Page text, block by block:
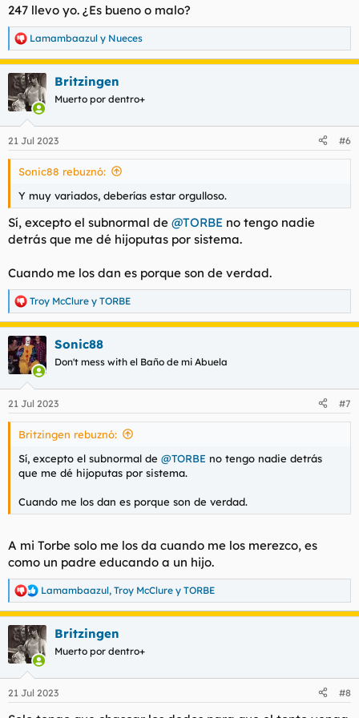
:
247 llevo yo. ¿Es bueno o malo?
R
e
a
c
c
i
e
s
Lamambaazul y Nueces
Britzingen
Muerto por dentro+
21 Jul 2023 #6
Sonic88 rebuznó:
Y muy variados, deberías estar orgulloso.
Sí, excepto el subnormal de @TORBE no tengo nadie
detrás que me dé hijoputas por sistema.
Cuando me los dan es porque son de verdad.
R
e
a
c
c
i
e
s
Troy McClure y TORBE
Sonic88
Don't mess with el Baño de mi Abuela
21 Jul 2023 #7
Britzingen rebuznó:
Sí, excepto el subnormal de @TORBE no tengo nadie detrás
que me dé hijoputas por sistema.
Cuando me los dan es porque son de verdad.
A mi Torbe solo me los da cuando me los merezco, es
como un padre educando a un hijo.
R
e
a
c
c
i
e
Lamambaazul, Troy McClure y TORBE
Britzingen
Muerto por dentro+
21 Jul 2023 #8